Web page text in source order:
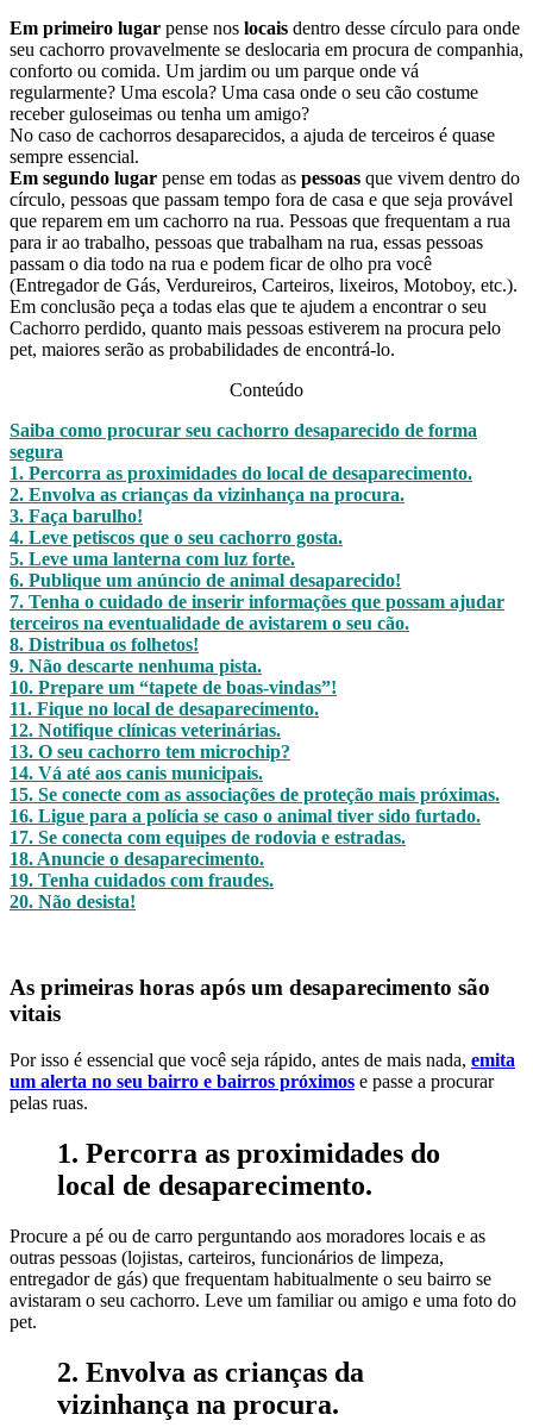
Em primeiro lugar pense nos locais dentro desse círculo para onde
seu cachorro provavelmente se deslocaria em procura de companhia,
conforto ou comida. Um jardim ou um parque onde vá
regularmente? Uma escola? Uma casa onde o seu cão costume
receber guloseimas ou tenha um amigo?
No caso de cachorros desaparecidos, a ajuda de terceiros é quase
sempre essencial.
Em segundo lugar pense em todas as pessoas que vivem dentro do
círculo, pessoas que passam tempo fora de casa e que seja provável
que reparem em um cachorro na rua. Pessoas que frequentam a rua
para ir ao trabalho, pessoas que trabalham na rua, essas pessoas
passam o dia todo na rua e podem ficar de olho pra você
(Entregador de Gás, Verdureiros, Carteiros, lixeiros, Motoboy, etc.).
Em conclusão peça a todas elas que te ajudem a encontrar o seu
Cachorro perdido, quanto mais pessoas estiverem na procura pelo
pet, maiores serão as probabilidades de encontrá-lo.
Conteúdo
Saiba como procurar seu cachorro desaparecido de forma
segura
1. Percorra as proximidades do local de desaparecimento.
2. Envolva as crianças da vizinhança na procura.
3. Faça barulho!
4. Leve petiscos que o seu cachorro gosta.
5. Leve uma lanterna com luz forte.
6. Publique um anúncio de animal desaparecido!
7. Tenha o cuidado de inserir informações que possam ajudar
terceiros na eventualidade de avistarem o seu cão.
8. Distribua os folhetos!
9. Não descarte nenhuma pista.
10. Prepare um “tapete de boas-vindas”!
11. Fique no local de desaparecimento.
12. Notifique clínicas veterinárias.
13. O seu cachorro tem microchip?
14. Vá até aos canis municipais.
15. Se conecte com as associações de proteção mais próximas.
16. Ligue para a polícia se caso o animal tiver sido furtado.
17. Se conecta com equipes de rodovia e estradas.
18. Anuncie o desaparecimento.
19. Tenha cuidados com fraudes.
20. Não desista!
As primeiras horas após um desaparecimento são
vitais
Por isso é essencial que você seja rápido, antes de mais nada, emita
um alerta no seu bairro e bairros próximos e passe a procurar
pelas ruas.
1. Percorra as proximidades do
local de desaparecimento.
Procure a pé ou de carro perguntando aos moradores locais e as
outras pessoas (lojistas, carteiros, funcionários de limpeza,
entregador de gás) que frequentam habitualmente o seu bairro se
avistaram o seu cachorro. Leve um familiar ou amigo e uma foto do
pet.
2. Envolva as crianças da
vizinhança na procura.